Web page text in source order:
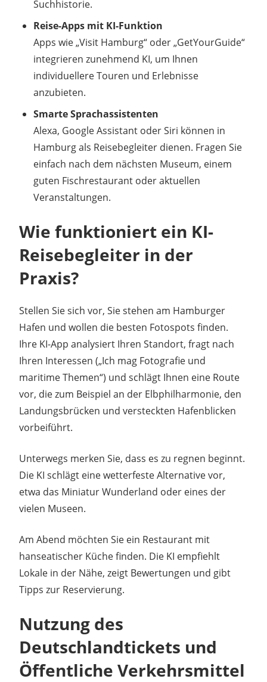
Suchhistorie.
Reise-Apps mit KI-Funktion
Apps wie „Visit Hamburg“ oder „GetYourGuide“
integrieren zunehmend KI, um Ihnen
individuellere Touren und Erlebnisse
anzubieten.
Smarte Sprachassistenten
Alexa, Google Assistant oder Siri können in
Hamburg als Reisebegleiter dienen. Fragen Sie
einfach nach dem nächsten Museum, einem
guten Fischrestaurant oder aktuellen
Veranstaltungen.
Wie funktioniert ein KI-
Reisebegleiter in der
Praxis?
Stellen Sie sich vor, Sie stehen am Hamburger
Hafen und wollen die besten Fotospots finden.
Ihre KI-App analysiert Ihren Standort, fragt nach
Ihren Interessen („Ich mag Fotografie und
maritime Themen“) und schlägt Ihnen eine Route
vor, die zum Beispiel an der Elbphilharmonie, den
Landungsbrücken und versteckten Hafenblicken
vorbeiführt.
Unterwegs merken Sie, dass es zu regnen beginnt.
Die KI schlägt eine wetterfeste Alternative vor,
etwa das Miniatur Wunderland oder eines der
vielen Museen.
Am Abend möchten Sie ein Restaurant mit
hanseatischer Küche finden. Die KI empfiehlt
Lokale in der Nähe, zeigt Bewertungen und gibt
Tipps zur Reservierung.
Nutzung des
Deutschlandtickets und
Öffentliche Verkehrsmittel